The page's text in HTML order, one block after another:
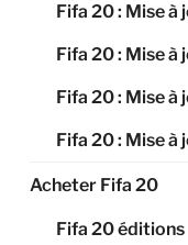
Fifa 20 : Mise
Fifa 20 : Mise à
Fifa 20 : Mise
Fifa 20 : Mise
Acheter Fifa 20
Fifa 20 éditions